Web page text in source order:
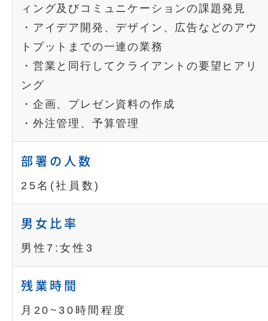
ィング及びコミュニケーションの課題発見
・アイデア開発、デザイン、広告などのアウ
トプットまでの一連の業務
・営業と同行してクライアントの要望ヒアリ
ング
・企画、プレゼン資料の作成
・外注管理、予算管理
部署の人数
25名(社員数)
男女比率
男性7:女性3
残業時間
月20~30時間程度